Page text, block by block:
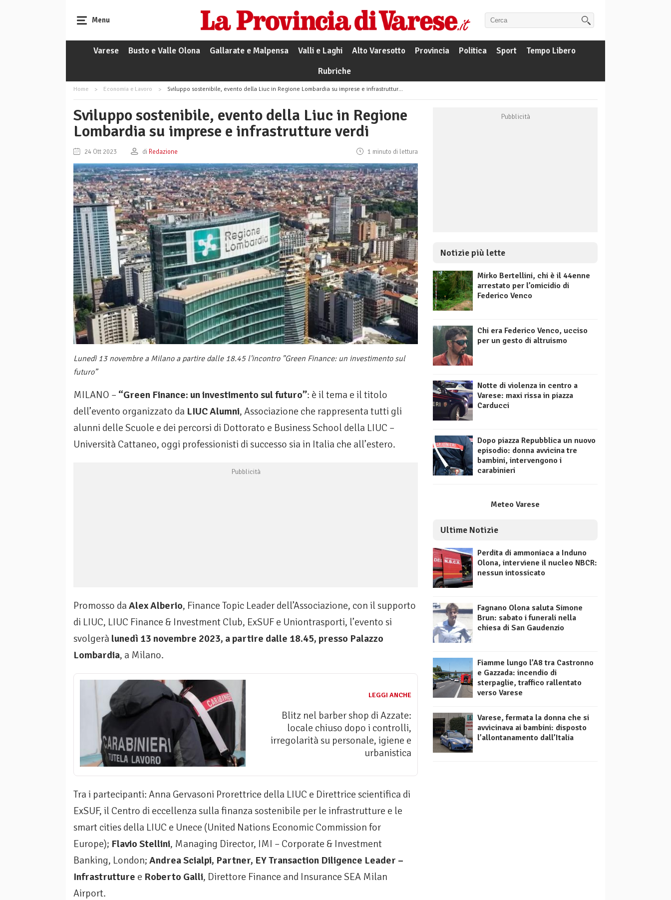
Menu
Varese Busto e Valle Olona Gallarate e Malpensa Valli e Laghi Alto Varesotto Provincia Politica Sport
Tempo Libero
Rubriche
Home Economia e Lavoro Sviluppo sostenibile, evento della Liuc in Regione Lombardia su imprese e infrastrutture verdi
Sviluppo sostenibile, evento della Liuc in Regione
Lombardia su imprese e infrastrutture verdi
24 Ott 2023 di Redazione 1 minuto di lettura
Lunedì 13 novembre a Milano a partire dalle 18.45 l'incontro "Green Finance: un investimento sul
futuro”
MILANO – “Green Finance: un investimento sul futuro”: è il tema e il titolo
dell’evento organizzato da LIUC Alumni, Associazione che rappresenta tutti gli
alunni delle Scuole e dei percorsi di Dottorato e Business School della LIUC –
Università Cattaneo, oggi professionisti di successo sia in Italia che all’estero.
Promosso da Alex Alberio, Finance Topic Leader dell’Associazione, con il supporto
di LIUC, LIUC Finance & Investment Club, ExSUF e Uniontrasporti, l’evento si
svolgerà lunedì 13 novembre 2023, a partire dalle 18.45, presso Palazzo
Lombardia, a Milano.
LEGGI ANCHE
Blitz nel barber shop di Azzate:
locale chiuso dopo i controlli,
irregolarità su personale, igiene e
urbanistica
Tra i partecipanti: Anna Gervasoni Prorettrice della LIUC e Direttrice scientifica di
ExSUF, il Centro di eccellenza sulla finanza sostenibile per le infrastrutture e le
smart cities della LIUC e Unece (United Nations Economic Commission for
Europe); Flavio Stellini, Managing Director, IMI – Corporate & Investment
Banking, London; Andrea Scialpi, Partner, EY Transaction Diligence Leader –
Infrastrutture e Roberto Galli, Direttore Finance and Insurance SEA Milan
Airport.
Notizie più lette
Mirko Bertellini, chi è il 44enne
arrestato per l’omicidio di
Federico Venco
Chi era Federico Venco, ucciso
per un gesto di altruismo
Notte di violenza in centro a
Varese: maxi rissa in piazza
Carducci
Dopo piazza Repubblica un nuovo
episodio: donna avvicina tre
bambini, intervengono i
carabinieri
Meteo Varese
Ultime Notizie
Perdita di ammoniaca a Induno
Olona, interviene il nucleo NBCR:
nessun intossicato
Fagnano Olona saluta Simone
Brun: sabato i funerali nella
chiesa di San Gaudenzio
Fiamme lungo l’A8 tra Castronno
e Gazzada: incendio di
sterpaglie, traffico rallentato
verso Varese
Varese, fermata la donna che si
avvicinava ai bambini: disposto
l’allontanamento dall’Italia